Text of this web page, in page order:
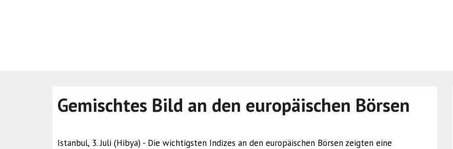
Gemischtes Bild an den europäischen Börsen
Istanbul, 3. Juli (Hibya) - Die wichtigsten Indizes an den europäischen Börsen zeigten eine